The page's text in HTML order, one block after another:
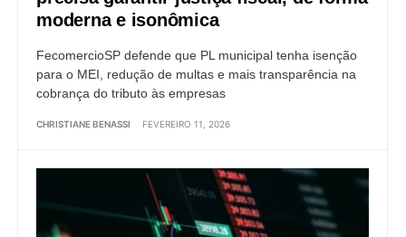
moderna e isonômica
FecomercioSP defende que PL municipal tenha isenção
para o MEI, redução de multas e mais transparência na
cobrança do tributo às empresas
CHRISTIANE BENASSI FEVEREIRO 11, 2026